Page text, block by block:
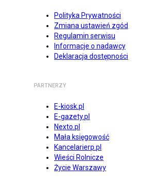
Polityka Prywatności
Zmiana ustawień zgód
Regulamin serwisu
Informacje o nadawcy
Deklaracja dostępności
PARTNERZY
E-kiosk.pl
E-gazety.pl
Nexto.pl
Mała księgowość
Kancelarierp.pl
Wieści Rolnicze
Życie Warszawy